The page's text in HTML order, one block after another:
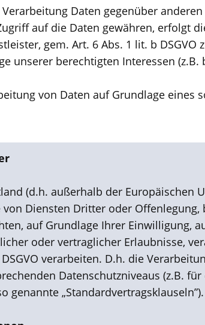
Daten gegenüber
auf die Daten gewähren, erfolgt
gem. Art. 6 Abs. 1 lit. b
unserer berechtigten Interessen
von Daten auf Grundlage eines
(d.h. außerhalb der Europäischen
Diensten Dritter oder
auf Grundlage Ihrer
oder vertraglicher Erlaubnisse,
verarbeiten. D.h. die
Datenschutzniveaus (z.B.
genannte „Standardvertragsklauseln”).